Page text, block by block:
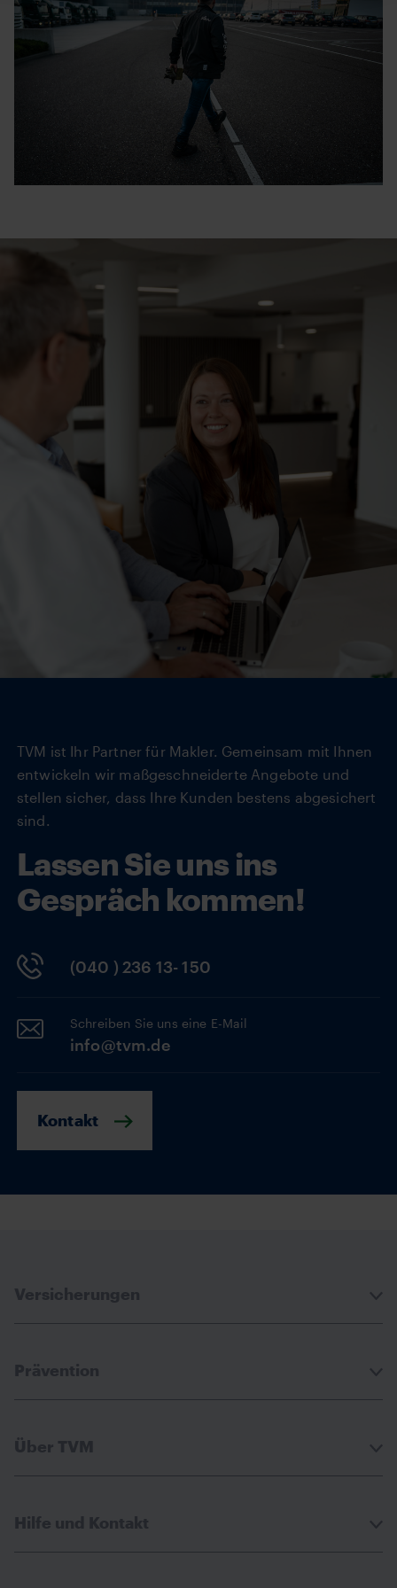
TVM ist Ihr Partner für Makler. Gemeinsam mit Ihnen
entwickeln wir maßgeschneiderte Angebote und
stellen sicher, dass Ihre Kunden bestens abgesichert
sind.
Lassen Sie uns ins
Gespräch kommen!
(040 ) 236 13- 150
Schreiben Sie uns eine E-Mail
info@tvm.de
Kontakt
Versicherungen
Prävention
Über TVM
Hilfe und Kontakt